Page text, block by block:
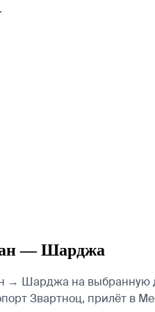
.
— Шарджа
Шарджа на выбранную
Звартноц, прилёт в